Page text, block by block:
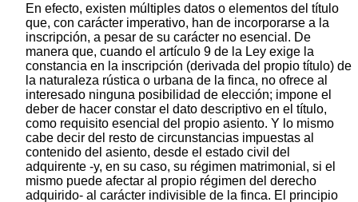
En efecto, existen múltiples datos o elementos del título
que, con carácter imperativo, han de incorporarse a la
inscripción, a pesar de su carácter no esencial. De
manera que, cuando el artículo 9 de la Ley exige la
constancia en la inscripción (derivada del propio título) de
la naturaleza rústica o urbana de la finca, no ofrece al
interesado ninguna posibilidad de elección; impone el
deber de hacer constar el dato descriptivo en el título,
como requisito esencial del propio asiento. Y lo mismo
cabe decir del resto de circunstancias impuestas al
contenido del asiento, desde el estado civil del
adquirente -y, en su caso, su régimen matrimonial, si el
mismo puede afectar al propio régimen del derecho
adquirido- al carácter indivisible de la finca. El principio